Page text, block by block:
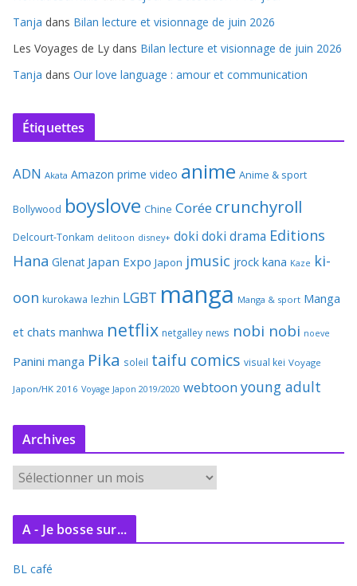
Tanja dans Bilan lecture et visionnage de juin 2026
Les Voyages de Ly dans Bilan lecture et visionnage de juin 2026
Tanja dans Our love language : amour et communication
Étiquettes
ADN Akata Amazon prime video anime Anime & sport
Bollywood boyslove Chine Corée crunchyroll
Delcourt-Tonkam delitoon disney+ doki doki drama Editions
Hana Glenat Japan Expo Japon jmusic jrock kana Kaze ki-
oon kurokawa lezhin LGBT manga Manga & sport Manga
et chats manhwa netflix netgalley news nobi nobi noeve
Panini manga Pika soleil taifu comics visual kei Voyage
Japon/HK 2016 Voyage Japon 2019/2020 webtoon young adult
Archives
c
v
A - Je bosse sur...
BL café